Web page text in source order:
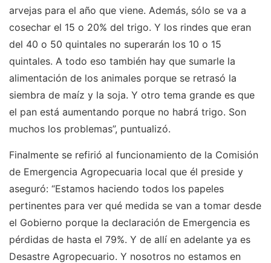
arvejas para el año que viene. Además, sólo se va a
cosechar el 15 o 20% del trigo. Y los rindes que eran
del 40 o 50 quintales no superarán los 10 o 15
quintales. A todo eso también hay que sumarle la
alimentación de los animales porque se retrasó la
siembra de maíz y la soja. Y otro tema grande es que
el pan está aumentando porque no habrá trigo. Son
muchos los problemas”, puntualizó.
Finalmente se refirió al funcionamiento de la Comisión
de Emergencia Agropecuaria local que él preside y
aseguró: “Estamos haciendo todos los papeles
pertinentes para ver qué medida se van a tomar desde
el Gobierno porque la declaración de Emergencia es
pérdidas de hasta el 79%. Y de allí en adelante ya es
Desastre Agropecuario. Y nosotros no estamos en